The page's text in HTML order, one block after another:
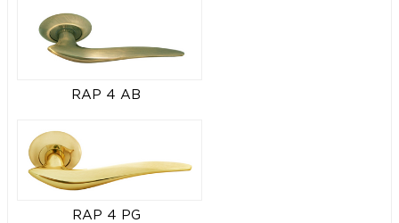
RAP 4 AB
RAP 4 PG